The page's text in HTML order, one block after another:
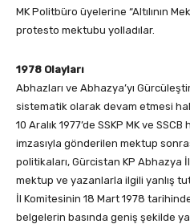
MK Politbüro üyelerine “Altılının
protesto mektubu yolladılar.
1978 Olayları
Abhazları ve Abhazya’yı
sistematik olarak devam etmesi
10 Aralık 1977’de SSKP MK ve
imzasıyla gönderilen mektup
politikaları, Gürcistan KP Abhazya
mektup ve yazanlarla ilgili yanlış
İl Komitesinin 18 Mart 1978
belgelerin basında geniş şekilde